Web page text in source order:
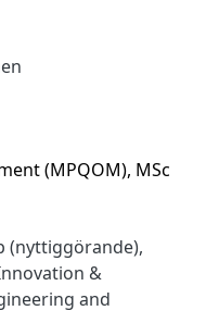
(MPQOM), MSc
(nyttiggörande),
&
and